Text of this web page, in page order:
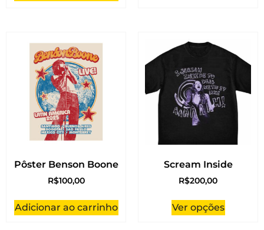
Pôster Benson Boone
R$100,00
Adicionar ao carrinho
Scream Inside
R$200,00
Ver opções